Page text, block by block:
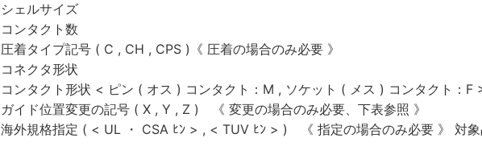
シェルサイズ
コンタクト数
圧着タイプ記号 ( C , CH , CPS )《 圧着の場合のみ必要 》
コネクタ形状
コンタクト形状 < ピン ( オス ) コンタクト：M , ソケット ( メス ) コンタクト：F
ガイド位置変更の記号 ( X , Y , Z ) 《 変更の場合のみ必要、下表参照 》
海外規格指定 ( < UL ・ CSA ﾋﾝ > , < TUV ﾋﾝ > ) 《 指定の場合のみ必要 》 対